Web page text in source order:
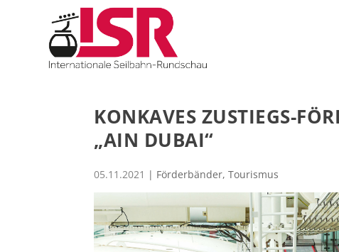
KONKAVES ZUSTIEGS-
„AIN DUBAI“
05.11.2021 | Förderbänder, Tourismus